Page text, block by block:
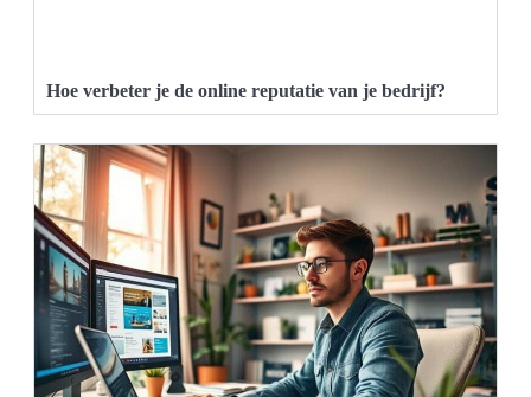
Hoe verbeter je de online reputatie van je bedrijf?